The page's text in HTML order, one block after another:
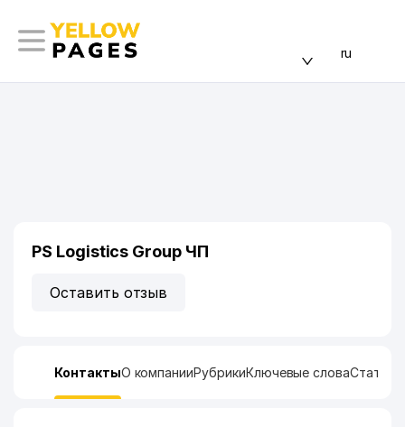
ru
PS Logistics Group ЧП
Оставить отзыв
КонтактыО компанииРубрикиКлючевые слова